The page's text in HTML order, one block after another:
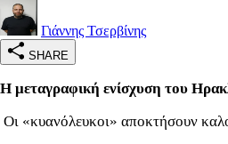
Γιάννης Τσερβίνης
SHARE
Η μεταγραφική ενίσχυση του
Οι «κυανόλευκοι» αποκτήσουν